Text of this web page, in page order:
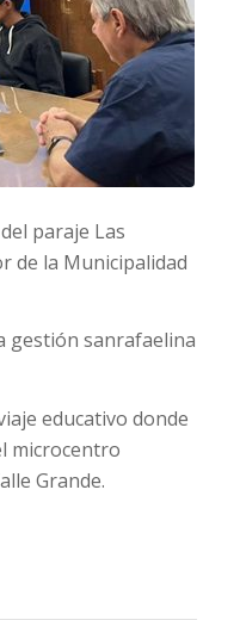
paraje Las
de la Municipalidad
gestión sanrafaelina
educativo donde
microcentro
Grande.